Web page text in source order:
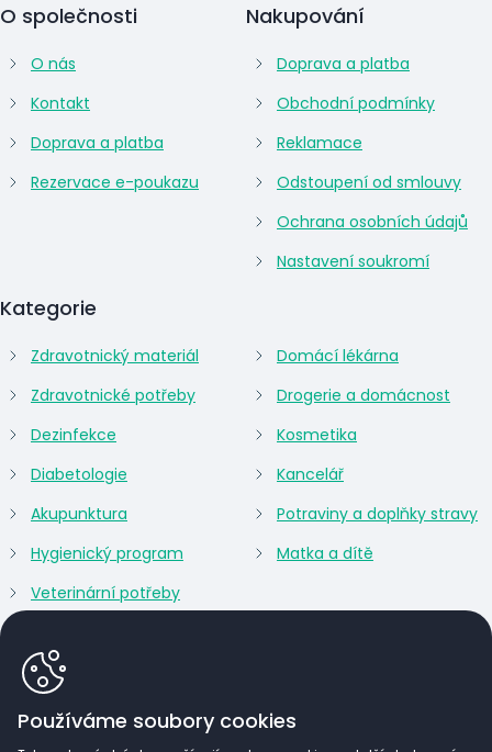
Používáme soubory cookies
O společnosti
O nás
Kontakt
Doprava a platba
Rezervace e-poukazu
Kategorie
Zdravotnický materiál
Zdravotnické potřeby
Dezinfekce
Diabetologie
Akupunktura
Hygienický program
Veterinární potřeby
Domácí lékárna
Drogerie a domácnost
Kosmetika
Kancelář
Potraviny a doplňky stravy
Matka a dítě
Nakupování
Doprava a platba
Obchodní podmínky
Reklamace
Odstoupení od smlouvy
Ochrana osobních údajů
Nastavení soukromí